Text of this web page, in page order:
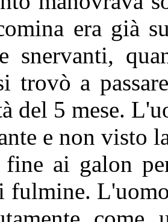
era già
snervanti,
trovò a
del 5 mese.
e non visto
fine ai galon
fulmine.